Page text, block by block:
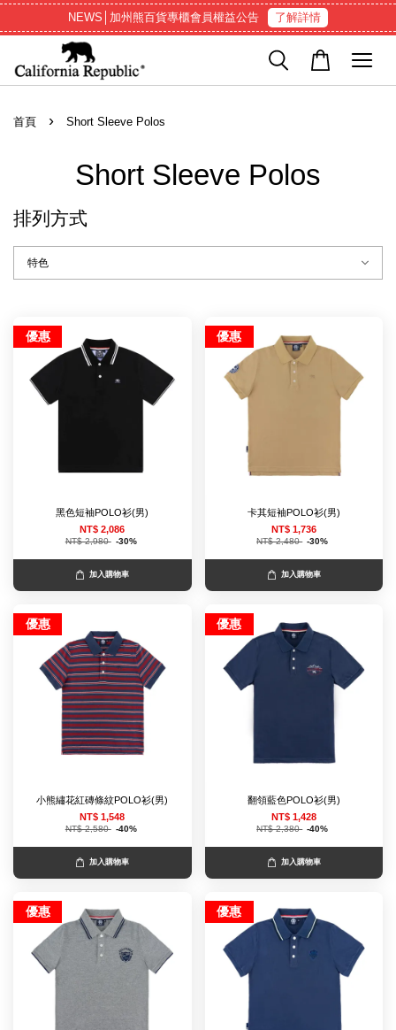
NEWS│加州熊百貨專櫃會員權益公告 了解詳情
首頁 › Short Sleeve Polos
Short Sleeve Polos
排列方式
優惠
黑色短袖POLO衫(男)
NT$ 2,086
NT$ 2,980 -30%
加入購物車
優惠
卡其短袖POLO衫(男)
NT$ 1,736
NT$ 2,480 -30%
加入購物車
優惠
小熊繡花紅磚條紋POLO衫(男)
NT$ 1,548
NT$ 2,580 -40%
加入購物車
優惠
翻領藍色POLO衫(男)
NT$ 1,428
NT$ 2,380 -40%
加入購物車
優惠 優惠